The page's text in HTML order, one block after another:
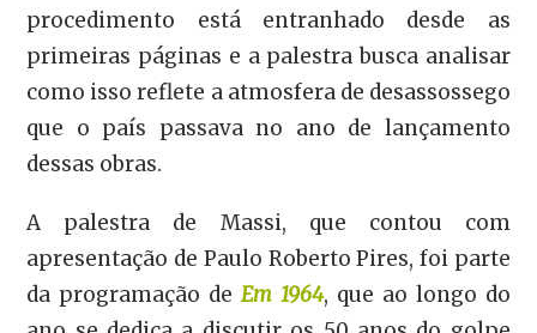
procedimento está entranhado desde as
primeiras páginas e a palestra busca analisar
como isso reflete a atmosfera de desassossego
que o país passava no ano de lançamento
dessas obras.
A palestra de Massi, que contou com
apresentação de Paulo Roberto Pires, foi parte
da programação de Em 1964, que ao longo do